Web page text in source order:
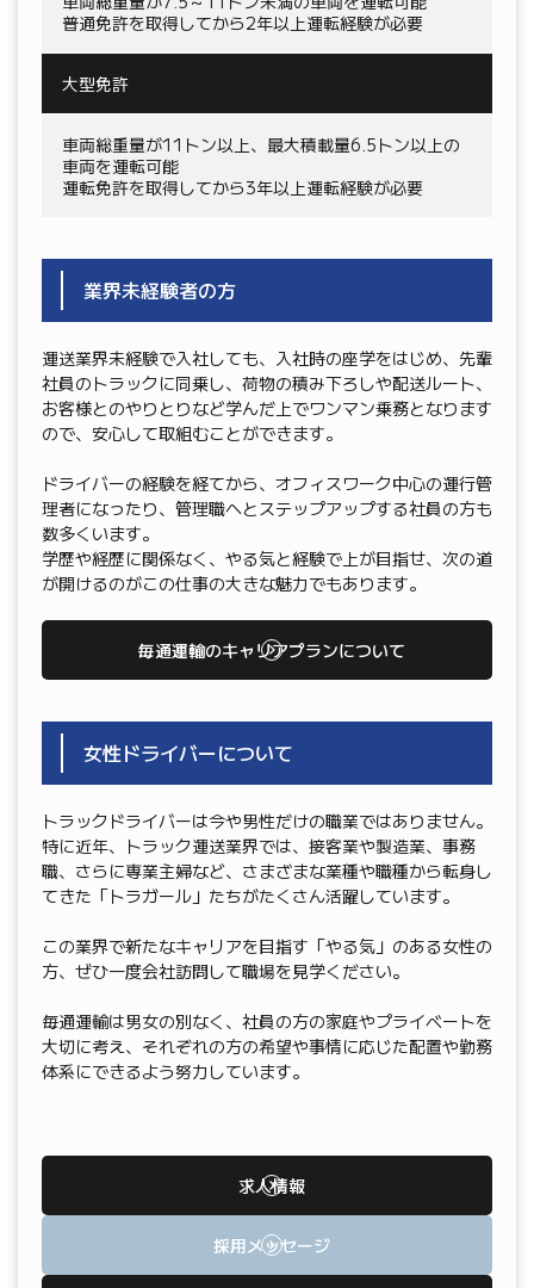
普通免許を取得してから2年以上運転経験が必要
大型免許
車両総重量が11トン以上、最大積載量6.5トン以上の
車両を運転可能
運転免許を取得してから3年以上運転経験が必要
業界未経験者の方
運送業界未経験で入社しても、入社時の座学をはじめ、先輩
社員のトラックに同乗し、荷物の積み下ろしや配送ルート、
お客様とのやりとりなど学んだ上でワンマン乗務となります
ので、安心して取組むことができます。
ドライバーの経験を経てから、オフィスワーク中心の運行管
理者になったり、管理職へとステップアップする社員の方も
数多くいます。
学歴や経歴に関係なく、やる気と経験で上が目指せ、次の道
が開けるのがこの仕事の大きな魅力でもあります。
毎通運輸のキャリアプランについて
女性ドライバーについて
トラックドライバーは今や男性だけの職業ではありません。
特に近年、トラック運送業界では、接客業や製造業、事務
職、さらに専業主婦など、さまざまな業種や職種から転身し
てきた「トラガール」たちがたくさん活躍しています。
この業界で新たなキャリアを目指す「やる気」のある女性の
方、ぜひ一度会社訪問して職場を見学ください。
毎通運輸は男女の別なく、社員の方の家庭やプライベートを
大切に考え、それぞれの方の希望や事情に応じた配置や勤務
体系にできるよう努力しています。
求人情報
採用メッセージ